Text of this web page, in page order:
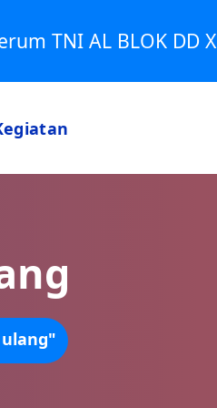
TNI AL BLOK DD X